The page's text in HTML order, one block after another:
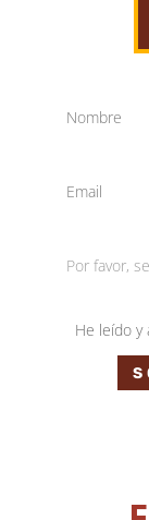
He leído y